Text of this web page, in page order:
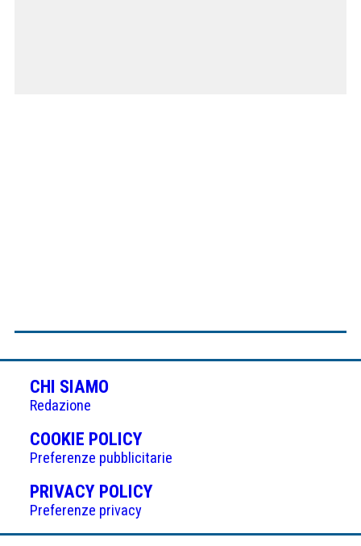
CHI SIAMO
Redazione
COOKIE POLICY(APRE
IN
UNA
NUOVA
Preferenze pubblicitarie
PRIVACY POLICY(APRE
UNA
Preferenze privacy